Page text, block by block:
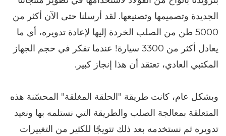
الجديدة وتصميمها وتصنيعها. لقد أرسلنا حتى الآن أكثر من
5000 طن من الصلب الخردة إليها لإعادة تدويره، أي ما
يعادل أكثر من 3300 سيارة! عندما تفكر في حجم الجهاز
المكتبي العادي، تعتقد أن هذا إنجاز كبير.
وبشكل عام، كانت طريقة "الحلقة المغلقة" المحسّنة هذه
المتعلقة بمعالجة الصلب والطريقة التي نستلمه بها ونعيد
تدويره ثم نستخدمه بعد ذلك تتويجًا للكثير من التغييرات